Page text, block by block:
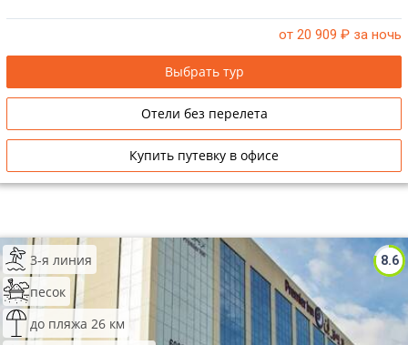
от 20 909 ₽ за ночь
Выбрать тур
Отели без перелета
Купить путевку в офисе
8.6
3-я линия
песок
до пляжа 26 км